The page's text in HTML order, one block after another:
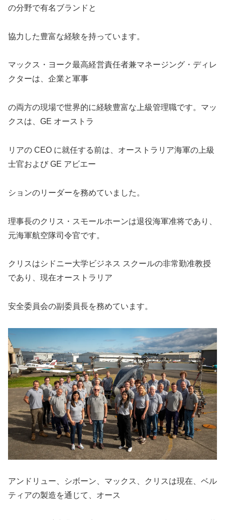
の分野で有名ブランドと
協力した豊富な経験を持っています。
マックス・ヨーク最高経営責任者兼マネージング・ディレ
クターは、企業と軍事
の両方の現場で世界的に経験豊富な上級管理職です。マッ
クスは、GE オーストラ
リアの CEO に就任する前は、オーストラリア海軍の上級
士官および GE アビエー
ションのリーダーを務めていました。
理事長のクリス・スモールホーンは退役海軍准将であり、
元海軍航空隊司令官です。
クリスはシドニー大学ビジネス スクールの非常勤准教授
であり、現在オーストラリア
安全委員会の副委員長を務めています。
アンドリュー、シボーン、マックス、クリスは現在、ベル
ティアの製造を通じて、オース